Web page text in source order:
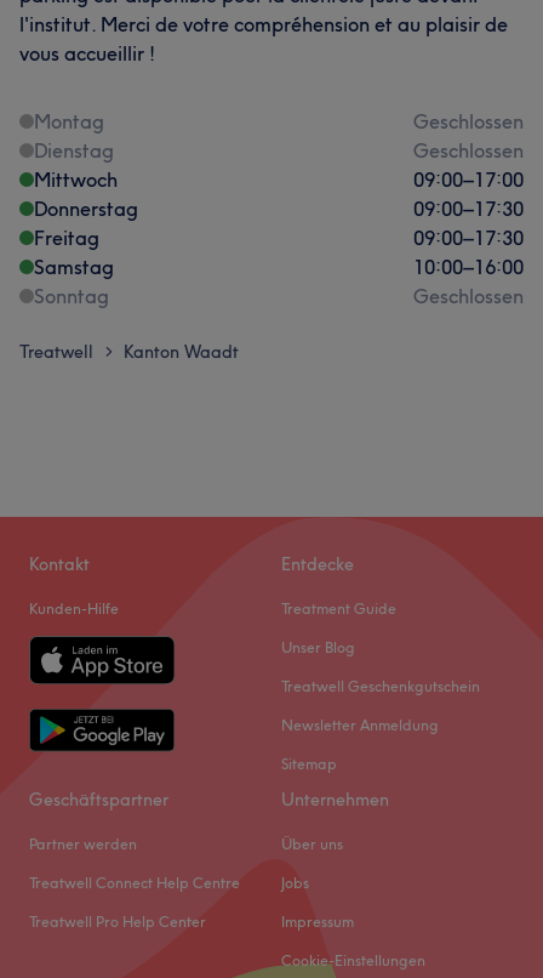
l'institut. Merci de votre compréhension et au plaisir de
vous accueillir !
Montag
Geschlossen
Dienstag
Geschlossen
Mittwoch
09:00–17:00
Donnerstag
09:00–17:30
Freitag
09:00–17:30
Samstag
10:00–16:00
Sonntag
Geschlossen
Treatwell > Kanton Waadt
Kontakt
Kunden-Hilfe
Entdecke
Treatment Guide
Unser Blog
Treatwell Geschenkgutschein
Newsletter Anmeldung
Sitemap
Geschäftspartner
Partner werden
Treatwell Connect Help Centre
Treatwell Pro Help Center
Unternehmen
Über uns
Jobs
Impressum
Cookie-Einstellungen